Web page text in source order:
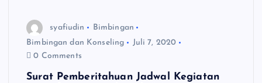
syafiudin
Bimbingan
Bimbingan dan Konseling
Juli 7, 2020
0 Comments
Surat Pemberitahuan Jadwal Kegiatan